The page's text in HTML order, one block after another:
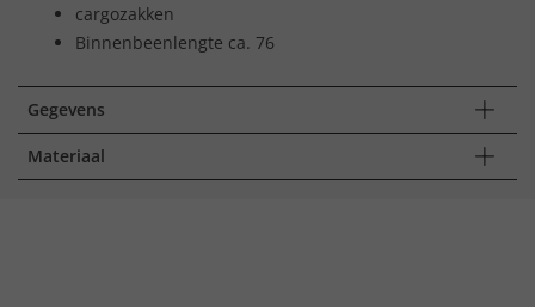
cargozakken
Binnenbeenlengte ca. 76
Gegevens
Materiaal